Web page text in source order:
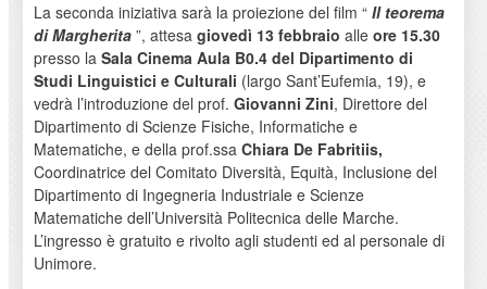
La seconda iniziativa sarà la proiezione del film “ Il teorema
di Margherita ”, attesa giovedì 13 febbraio alle ore 15.30
presso laSala Cinema Aula B0.4 del Dipartimento di
Studi Linguistici e Culturali (largo Sant’Eufemia, 19), e
vedrà l’introduzione del prof. Giovanni Zini, Direttore del
Dipartimento di Scienze Fisiche, Informatiche e
Matematiche, e della prof.ssa Chiara De Fabritiis,
Coordinatrice del Comitato Diversità, Equità, Inclusione del
Dipartimento di Ingegneria Industriale e Scienze
Matematiche dell’Università Politecnica delle Marche.
L’ingresso è gratuito e rivolto agli studenti ed al personale di
Unimore.